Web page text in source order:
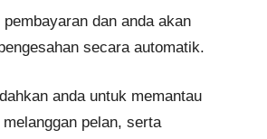
dan anda akan
secara automatik.
anda untuk memantau
pelan, serta